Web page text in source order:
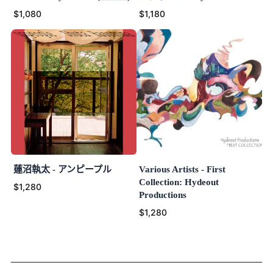
$1,080 $1,180
蓮沼執太 - アンピープル
$1,280
Various Artists - First
Collection: Hydeout
Productions
$1,280